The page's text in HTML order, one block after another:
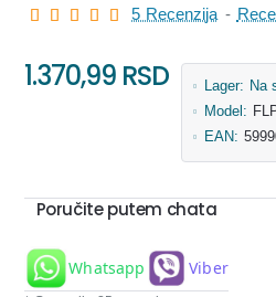
5 Recenzija -
1.370,99 RSD Lager: Na
Model:
EAN:
Poručite putem chata
Whatsapp Viber